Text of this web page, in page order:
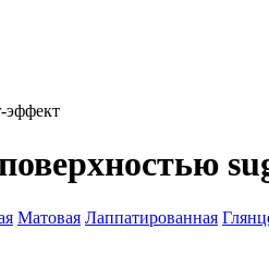
эффект
Матовая Лаппатированная